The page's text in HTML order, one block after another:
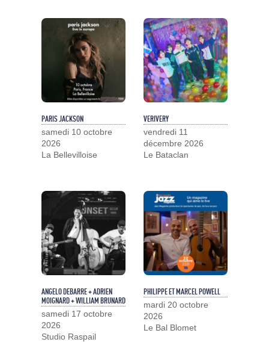
PARIS JACKSON
samedi 10 octobre
2026
La Bellevilloise
VERIVERY
vendredi 11
décembre 2026
Le Bataclan
ANGELO DEBARRE + ADRIEN
MOIGNARD + WILLIAM BRUNARD
samedi 17 octobre
2026
Studio Raspail
PHILIPPE ET MARCEL POWELL
mardi 20 octobre
2026
Le Bal Blomet